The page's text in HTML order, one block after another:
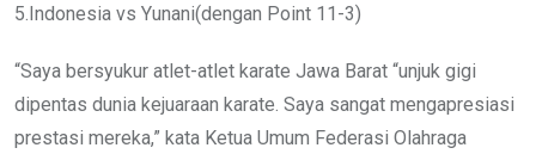
5.Indonesia vs Yunani(dengan Point 11-3)
“Saya bersyukur atlet-atlet karate Jawa Barat “unjuk gigi
dipentas dunia kejuaraan karate. Saya sangat mengapresiasi
prestasi mereka,” kata Ketua Umum Federasi Olahraga